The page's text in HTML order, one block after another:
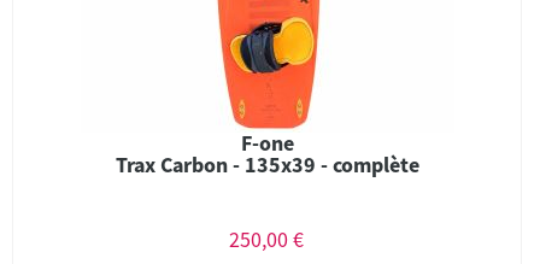
F-one
Trax Carbon - 135x39 - complète
250,00 €